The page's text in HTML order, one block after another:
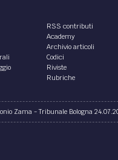
RSS contributi
Academy
Archivio articoli
Codici
Riviste
Rubriche
Zama - Tribunale Bologna